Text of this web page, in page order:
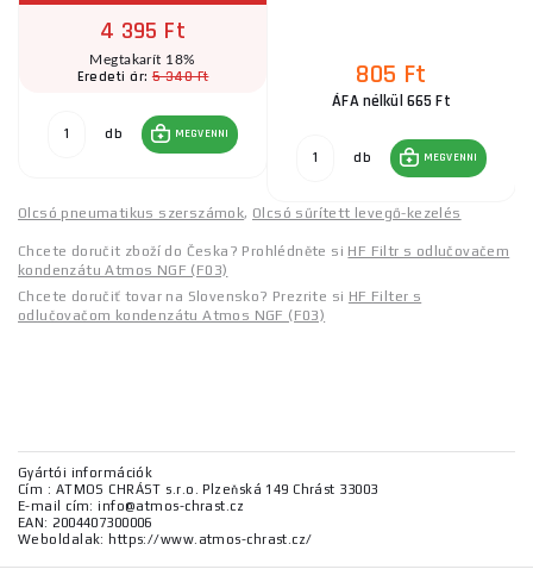
4 395 Ft
Megtakarít 18%
Eredeti ár:5 340 Ft
db MEGVENNI
805 Ft
ÁFA nélkül 665 Ft
db MEGVENNI
Olcsó pneumatikus szerszámok, Olcsó sűrített levegő-kezelés
Chcete doručit zboží do Česka? Prohlédněte si HF Filtr s odlučovačem
kondenzátu Atmos NGF (F03)
Chcete doručiť tovar na Slovensko? Prezrite si HF Filter s
odlučovačom kondenzátu Atmos NGF (F03)
Gyártói információk
Cím : ATMOS CHRÁST s.r.o. Plzeňská 149 Chrást 33003
E-mail cím: info@atmos-chrast.cz
EAN: 2004407300006
Weboldalak: https://www.atmos-chrast.cz/